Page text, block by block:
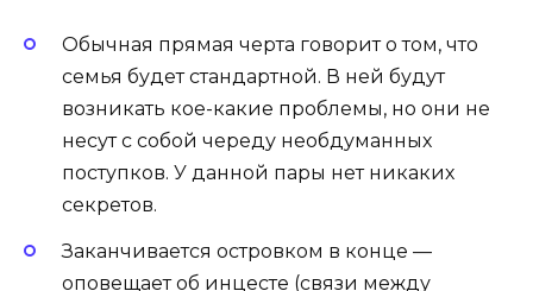
Обычная прямая черта говорит о том, что
семья будет стандартной. В ней будут
возникать кое-какие проблемы, но они не
несут с собой череду необдуманных
поступков. У данной пары нет никаких
секретов.
Заканчивается островком в конце —
оповещает об инцесте (связи между